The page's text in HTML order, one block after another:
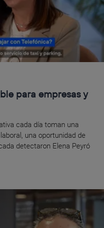
para empresas y
cada día toman una
una oportunidad de
detectaron Elena Peyró